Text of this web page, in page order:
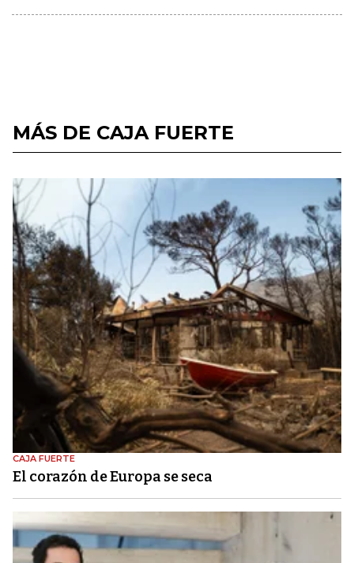
MÁS DE CAJA FUERTE
CAJA FUERTE
El corazón de Europa se seca